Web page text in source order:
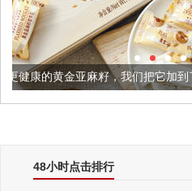
们把它加到了牛轧糖里
48小时点击排行